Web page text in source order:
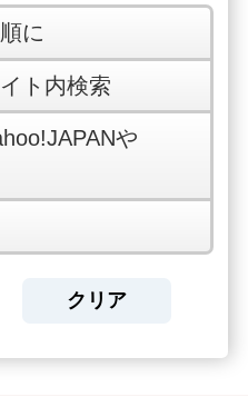
に
ト内検索
や